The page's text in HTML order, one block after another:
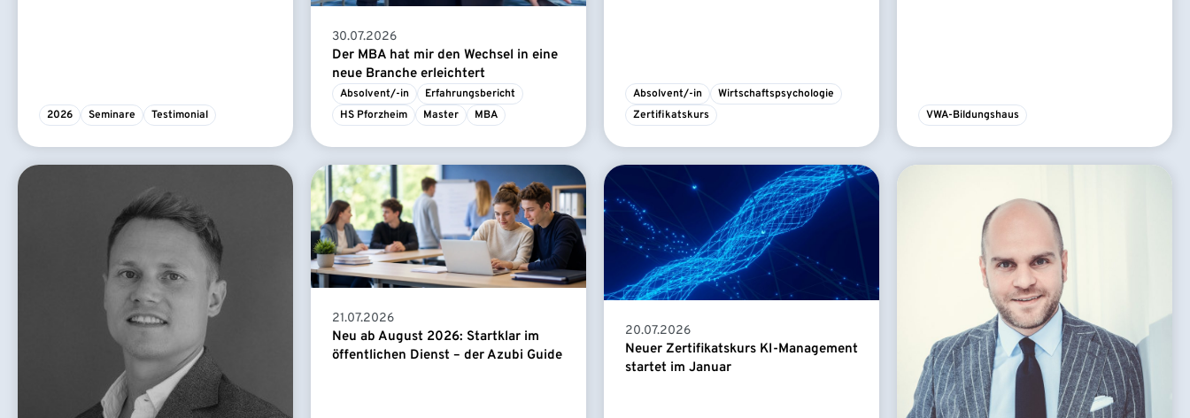
2026 Seminare Testimonial
30.07.2026
Der MBA hat mir den Wechsel in eine
neue Branche erleichtert
Absolvent/-in
Erfahrungsbericht
HS Pforzheim
Master MBA
Absolvent/-in
Wirtschaftspsychologie
Zertifikatskurs
VWA-Bildungshaus
21.07.2026
Neu ab August 2026: Startklar im
öffentlichen Dienst – der Azubi Guide
20.07.2026
Neuer Zertifikatskurs KI-Management
startet im Januar